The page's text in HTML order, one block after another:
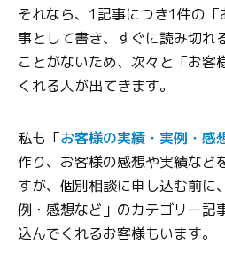
それなら、1記事につき1件の
事として書き、すぐに読み切れ
ことがないため、次々と「お客
くれる人が出てきます。
私も「お客様の実績・実例・感
作り、お客様の感想や実績など
すが、個別相談に申し込む前に
例・感想など」のカテゴリー記
込んでくれるお客様もいます。